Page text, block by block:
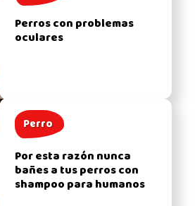
Perros con problemas
oculares
Perro
Por esta razón nunca
bañes a tus perros con
shampoo para humanos